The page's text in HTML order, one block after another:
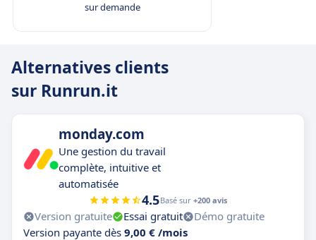
sur demande
Alternatives clients
sur Runrun.it
monday.com
Une gestion du travail
complète, intuitive et
automatisée
4.5Basé sur +200 avis
Version gratuite Essai gratuit
Démo gratuite
Version payante dès 9,00 € /mois